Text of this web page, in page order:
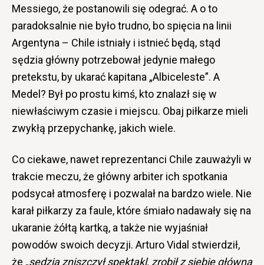
Messiego, że postanowili się odegrać. A o to
paradoksalnie nie było trudno, bo spięcia na linii
Argentyna – Chile istniały i istnieć będą, stąd
sędzia główny potrzebował jedynie małego
pretekstu, by ukarać kapitana „Albiceleste”. A
Medel? Był po prostu kimś, kto znalazł się w
niewłaściwym czasie i miejscu. Obaj piłkarze mieli
zwykłą przepychankę, jakich wiele.
Co ciekawe, nawet reprezentanci Chile zauważyli w
trakcie meczu, że główny arbiter ich spotkania
podsycał atmosferę i pozwalał na bardzo wiele. Nie
karał piłkarzy za faule, które śmiało nadawały się na
ukaranie żółtą kartką, a także nie wyjaśniał
powodów swoich decyzji. Arturo Vidal stwierdził,
że „sędzia zniszczył spektakl, zrobił z siebie główną